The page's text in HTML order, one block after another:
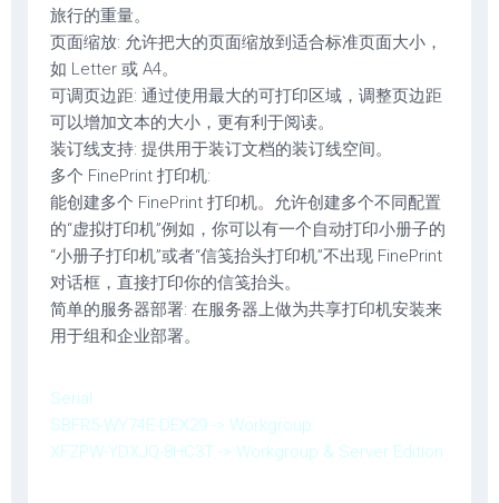
旅行的重量。
页面缩放: 允许把大的页面缩放到适合标准页面大小，
如 Letter 或 A4。
可调页边距: 通过使用最大的可打印区域，调整页边距
可以增加文本的大小，更有利于阅读。
装订线支持: 提供用于装订文档的装订线空间。
多个 FinePrint 打印机:
能创建多个 FinePrint 打印机。允许创建多个不同配置
的“虚拟打印机”例如，你可以有一个自动打印小册子的
“小册子打印机”或者“信笺抬头打印机”不出现 FinePrint
对话框，直接打印你的信笺抬头。
简单的服务器部署: 在服务器上做为共享打印机安装来
用于组和企业部署。
Serial
SBFR5-WY74E-DEX29 -> Workgroup
XFZPW-YDXJQ-8HC3T -> Workgroup & Server Edition